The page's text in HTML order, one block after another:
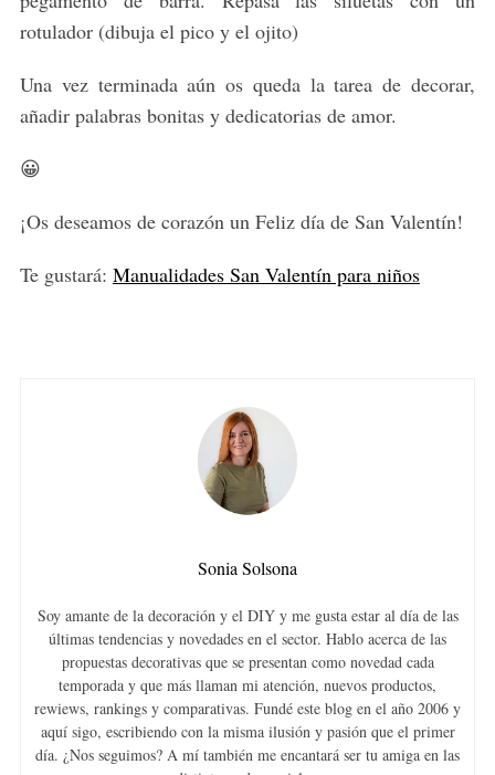
rotulador (dibuja el pico y el ojito)
Una vez terminada aún os queda la tarea de decorar,
añadir palabras bonitas y dedicatorias de amor.
😀
¡Os deseamos de corazón un Feliz día de San Valentín!
Te gustará: Manualidades San Valentín para niños
Sonia Solsona
Soy amante de la decoración y el DIY y me gusta estar al día de las
últimas tendencias y novedades en el sector. Hablo acerca de las
propuestas decorativas que se presentan como novedad cada
temporada y que más llaman mi atención, nuevos productos,
rewiews, rankings y comparativas. Fundé este blog en el año 2006 y
aquí sigo, escribiendo con la misma ilusión y pasión que el primer
día. ¿Nos seguimos? A mí también me encantará ser tu amiga en las